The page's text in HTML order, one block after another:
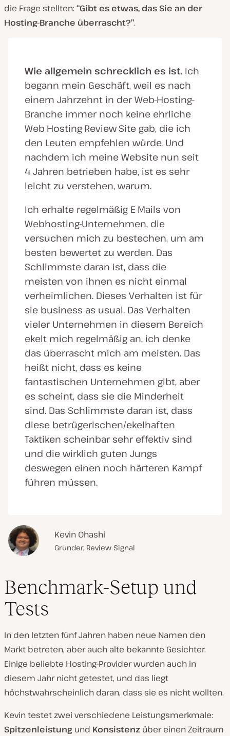
die Frage stellten: “Gibt es etwas, das Sie an der
Hosting-Branche überrascht?”.
Wie allgemein schrecklich es ist. Ich
begann mein Geschäft, weil es nach
einem Jahrzehnt in der Web-Hosting-
Branche immer noch keine ehrliche
Web-Hosting-Review-Site gab, die ich
den Leuten empfehlen würde. Und
nachdem ich meine Website nun seit
4 Jahren betrieben habe, ist es sehr
leicht zu verstehen, warum.
Ich erhalte regelmäßig E-Mails von
Webhosting-Unternehmen, die
versuchen mich zu bestechen, um am
besten bewertet zu werden. Das
Schlimmste daran ist, dass die
meisten von ihnen es nicht einmal
verheimlichen. Dieses Verhalten ist für
sie business as usual. Das Verhalten
vieler Unternehmen in diesem Bereich
ekelt mich regelmäßig an, ich denke
das überrascht mich am meisten. Das
heißt nicht, dass es keine
fantastischen Unternehmen gibt, aber
es scheint, dass sie die Minderheit
sind. Das Schlimmste daran ist, dass
diese betrügerischen/ekelhaften
Taktiken scheinbar sehr effektiv sind
und die wirklich guten Jungs
deswegen einen noch härteren Kampf
führen müssen.
Kevin Ohashi
Gründer, Review Signal
Benchmark-Setup und
Tests
In den letzten fünf Jahren haben neue Namen den
Markt betreten, aber auch alte bekannte Gesichter.
Einige beliebte Hosting-Provider wurden auch in
diesem Jahr nicht getestet, und das liegt
höchstwahrscheinlich daran, dass sie es nicht wollten.
Kevin testet zwei verschiedene Leistungsmerkmale:
Spitzenleistung und Konsistenz über einen Zeitraum